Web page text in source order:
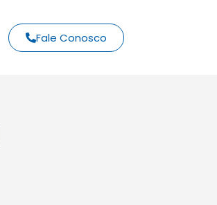
Fale Conosco